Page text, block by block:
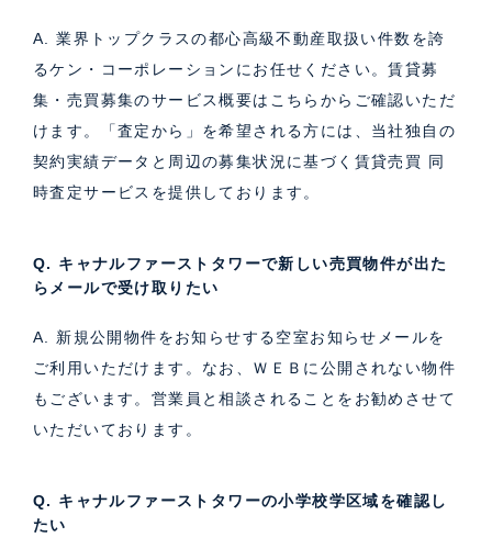
A. 業界トップクラスの都心高級不動産取扱い件数を誇
るケン・コーポレーションにお任せください。賃貸募
集・売買募集のサービス概要はこちら からご確認いただ
けます。「査定から」を希望される方には、当社独自の
契約実績データと周辺の募集状況に基づく 賃貸売買 同
時査定サービス を提供しております。
Q. キャナルファーストタワーで新しい売買物件が出た
らメールで受け取りたい
A. 新規公開物件をお知らせする空室お知らせメールを
ご利用いただけます。なお、ＷＥＢに公開されない物件
もございます。営業員と相談されることをお勧めさせて
いただいております。
Q. キャナルファーストタワーの小学校学区域を確認し
たい